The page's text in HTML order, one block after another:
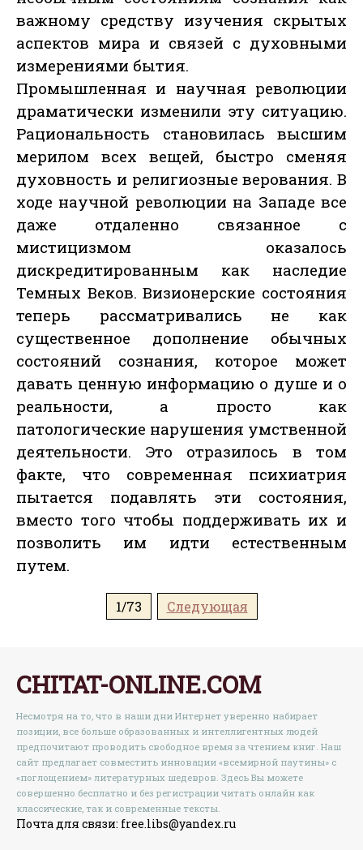
важному средству изучения скрытых
аспектов мира и связей с духовными
измерениями бытия.
Промышленная и научная революции
драматически изменили эту ситуацию.
Рациональность становилась высшим
мерилом всех вещей, быстро сменяя
духовность и религиозные верования. В
ходе научной революции на Западе все
даже отдаленно связанное с
мистицизмом оказалось
дискредитированным как наследие
Темных Веков. Визионерские состояния
теперь рассматривались не как
существенное дополнение обычных
состояний сознания, которое может
давать ценную информацию о душе и о
реальности, а просто как
патологические нарушения умственной
деятельности. Это отразилось в том
факте, что современная психиатрия
пытается подавлять эти состояния,
вместо того чтобы поддерживать их и
позволить им идти естественным
путем.
1/73 Следующая
CHITAT-ONLINE.COM
Несмотря на то, что в наши дни Интернет уверенно набирает
позиции, все больше образованных и интеллигентных людей
предпочитают проводить свободное время за чтением книг. Наш
сайт предлагает совместить инновации «всемирной паутины» с
«поглощением» литературных шедевров. Здесь Вы можете
совершенно бесплатно и без регистрации читать онлайн как
классические, так и современные тексты.
Почта для связи: free.libs@yandex.ru